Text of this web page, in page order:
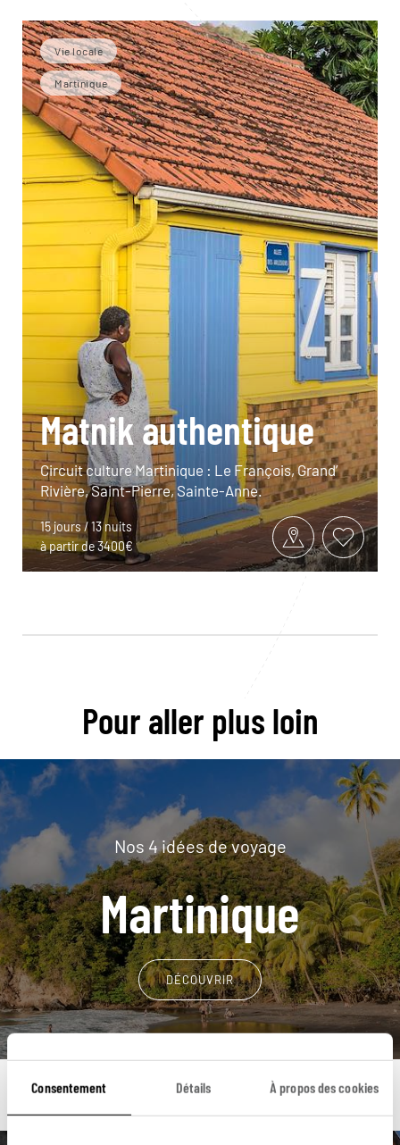
Consentement Détails À propos des cookies
Vie locale
Martinique
Matnik authentique
Circuit culture Martinique : Le François, Grand’
Rivière, Saint-Pierre, Sainte-Anne.
15 jours / 13 nuits
à partir de 3400€
Pour aller plus loin
Nos 4 idées de voyage
Martinique
DÉCOUVRIR